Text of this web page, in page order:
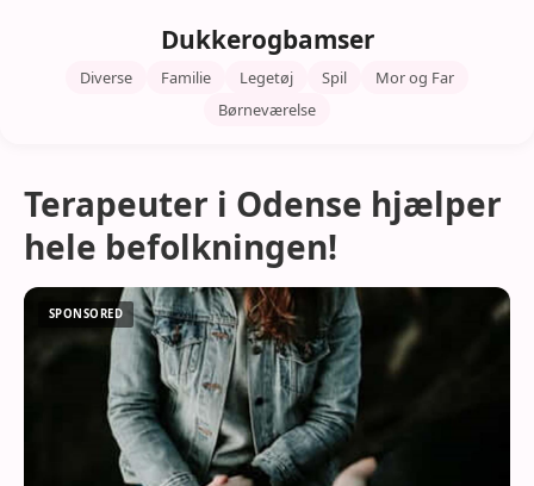
Dukkerogbamser
Diverse Familie Legetøj Spil
Mor og Far
Børneværelse
Terapeuter i Odense hjælper
hele befolkningen!